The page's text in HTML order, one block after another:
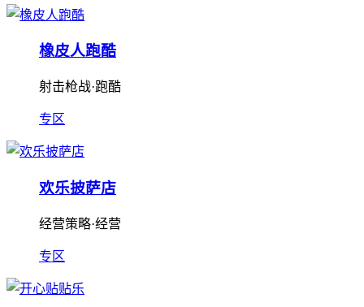
橡皮人跑酷
射击枪战·跑酷
专区
欢乐披萨店
经营策略·经营
专区